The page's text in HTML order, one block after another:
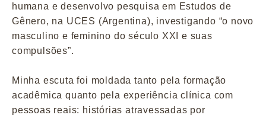
humana e desenvolvo pesquisa em Estudos de
Gênero, na UCES (Argentina), investigando “o novo
masculino e feminino do século XXI e suas
compulsões”.
Minha escuta foi moldada tanto pela formação
acadêmica quanto pela experiência clínica com
pessoas reais: histórias atravessadas por